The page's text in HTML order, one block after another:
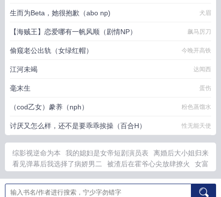
生而为Beta，她很抱歉（abo np) 犬眉
【海贼王】恋爱哪有一帆风顺（剧情NP） 飙马厉刀
偷窥老公出轨（女绿红帽） 今晚开高铁
江河未竭 达闻西
毫末生 蛋伤
（cod乙女）豢养（nph） 粉色蒸馏水
讨厌又怎么样，还不是要乖乖挨操（百合H） 性无能天使
综影视逆命为本 我的媳妇是女帝短剧演员表
离婚后大小姐归来
看见弹幕后我选择了病娇男二
被渣后在霍爷心尖放肆撩火
女富
医叶风云免费阅读
抱紧大腿听书最新章节列表
猎物往往以猎物